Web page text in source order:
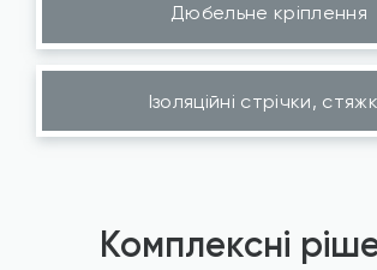
Дюбельне кріплення
Ізоляційні стрічки,
Комплексні